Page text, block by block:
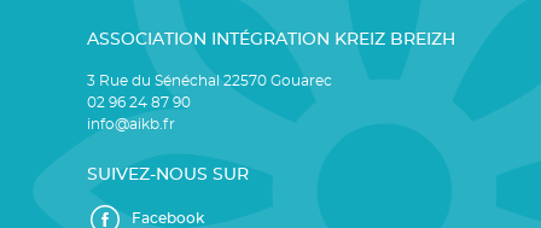
ASSOCIATION INTÉGRATION KREIZ BREIZH
3 Rue du Sénéchal 22570 Gouarec
02 96 24 87 90
info@aikb.fr
SUIVEZ-NOUS SUR
Facebook